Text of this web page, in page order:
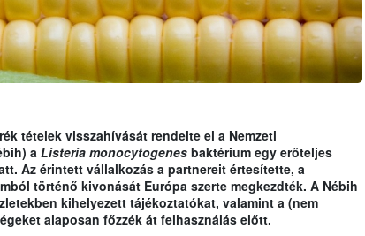
tételek visszahívását rendelte el a Nemzeti
a Listeria monocytogenesbaktérium egy erőteljes
Az érintett vállalkozás a partnereit értesítette, a
történő kivonását Európa szerte megkezdték. A Nébih
kihelyezett tájékoztatókat, valamint a (nem
alaposan főzzék át felhasználás előtt.